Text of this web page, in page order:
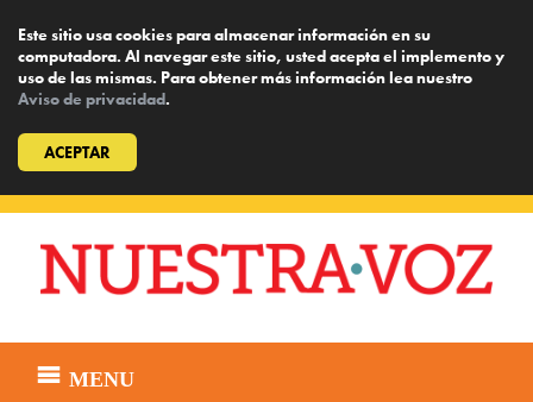
Este sitio usa cookies para almacenar información en su
computadora. Al navegar este sitio, usted acepta el implemento y
uso de las mismas. Para obtener más información lea nuestro
Aviso de privacidad.
ACEPTAR
content
MENU